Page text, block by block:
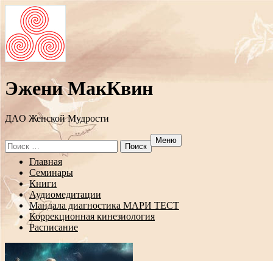
Эжени МакКвин
ДAO Женской Мудрости
Search
for:
Меню
Перейти
содержанию
Главная
Семинары
Книги
Аудиомедитации
Мандала диагностика МАРИ ТЕСТ
Коррекционная кинезиология
Расписание